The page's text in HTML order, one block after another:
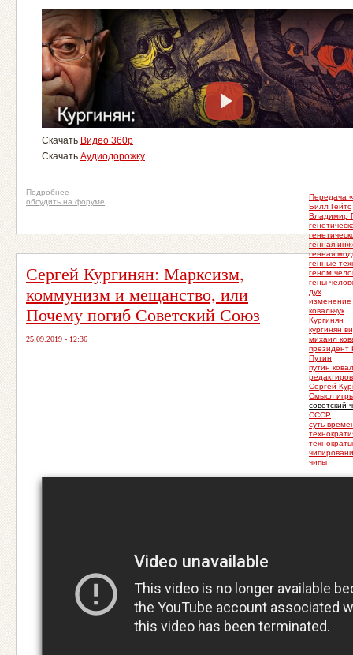
Скачать Видео 360p
Скачать Аудиодорожку
Передача
Билл Гейтс
Владимир
генная
генная
генные
геном
гены
дух
изменение
ковальчук
Кургинян
кургинян
михаил
президент
Путин
путин
Сергей
Смысл
советский
СССР
суть
технократы
чипы
Подробнее
обсудить на форуме
Сергей Кургинян: Марксизм,
коммунизм и мещанство, или
Почему погиб Советский Союз
25.09.2019 - 12:36